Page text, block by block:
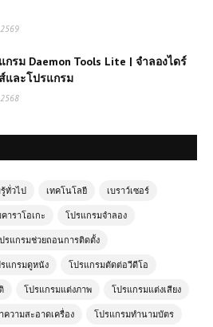
รม Daemon Tools Lite | จำลองไดร์
และโปรแกรม
ทั่วไป เทคโนโลยี เบราว์เซอร์
าราโอเกะ โปรแกรมจำลอง
รแกรมช่วยถอนการติดตั้ง
แกรมดูหนัง โปรแกรมตัดต่อวีดีโอ
โปรแกรมแต่งภาพ โปรแกรมแต่งเสียง
ความสะอาดเครื่อง โปรแกรมทำนามบัตร